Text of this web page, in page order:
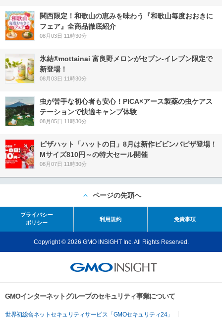
関西限定！和歌山の恵みを味わう『和歌山毎度おおきに
フェア』全商品徹底紹介
08月03日 11時30分
氷結®mottainai 富良野メロンがセブン‐イレブン限定で
新登場！
08月03日 11時30分
虫が苦手な初心者も安心！PICA×アース製薬の虫ケアス
テーションで快適キャンプ体験
08月05日 11時30分
ピザハット「ハットの日」8月は新作ビビンバピザ登場！
Mサイズ810円～の特大セール開催
08月07日 11時30分
ページの先頭へ
プライバシー
ポリシー
利用規約 免責事項
Copyright © 2026 GMO INSIGHT Inc. All Rights Reserved.
GMOインターネットグループのセキュリティ事業について
世界初総合ネットセキュリティサービス「GMOセキュリティ24」